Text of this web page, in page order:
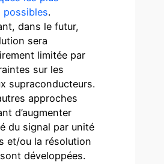
possibles.
dans le futur,
sera
limitée par
sur les
supraconducteurs.
approches
d’augmenter
du signal par unité
et/ou la résolution
développées.